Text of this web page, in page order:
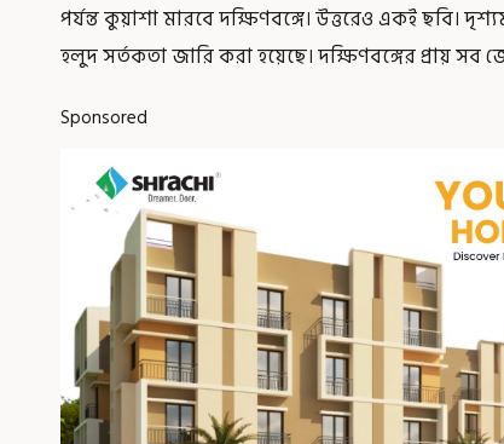
পর্যন্ত কুয়াশা মারবে দক্ষিণবঙ্গে। উত্তরেও একই ছবি।
হলুদ সর্তকতা জারি করা হয়েছে। দক্ষিণবঙ্গের প্রায়
Sponsored